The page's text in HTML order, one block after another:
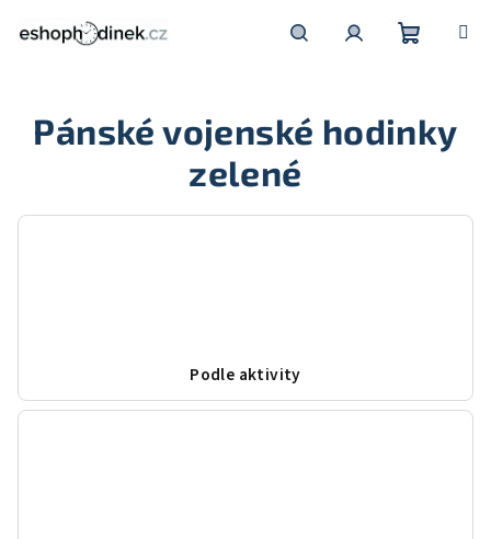
košík
Pánské vojenské hodinky
zelené
Podle aktivity